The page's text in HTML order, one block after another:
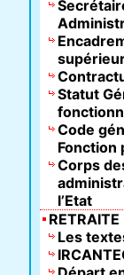
Statut
Code
Fonction
Corps
l’Etat
RETRAITE
Les